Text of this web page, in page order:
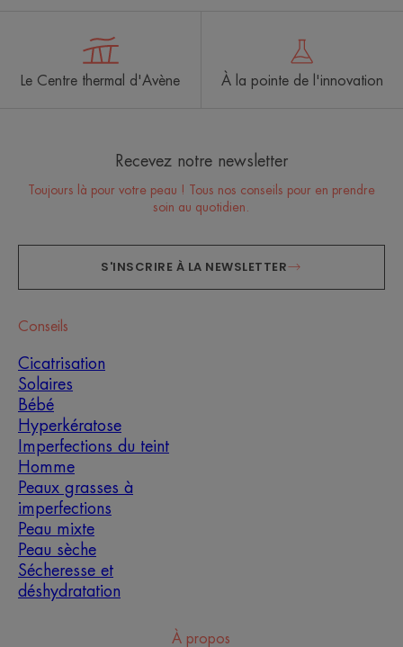
Le Centre thermal d'Avène À la pointe de l'innovation
Recevez notre newsletter
Toujours là pour votre peau ! Tous nos conseils pour en prendre
soin au quotidien.
S'INSCRIRE À LA NEWSLETTER
Conseils
Cicatrisation
Solaires
Bébé
Hyperkératose
Imperfections du teint
Homme
Peaux grasses à
imperfections
Peau mixte
Peau sèche
Sécheresse et
déshydratation
À propos